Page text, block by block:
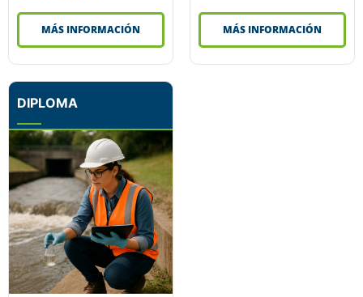
MÁS INFORMACIÓN MÁS INFORMACIÓN
DIPLOMA